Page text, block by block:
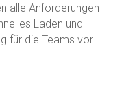
alle Anforderungen
Laden und
für die Teams vor